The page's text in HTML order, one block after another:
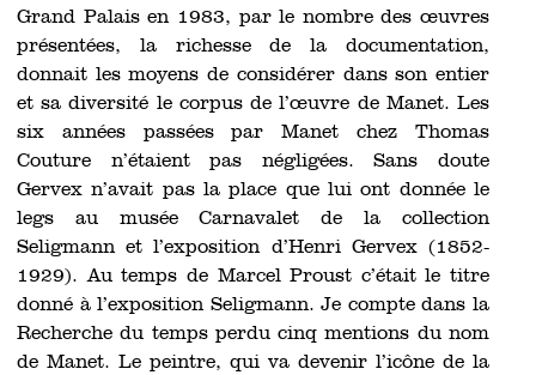
Grand Palais en 1983, par le nombre des œuvres
présentées, la richesse de la documentation,
donnait les moyens de considérer dans son entier
et sa diversité le corpus de l’œuvre de Manet. Les
six années passées par Manet chez Thomas
Couture n’étaient pas négligées. Sans doute
Gervex n’avait pas la place que lui ont donnée le
legs au musée Carnavalet de la collection
Seligmann et l’exposition d’Henri Gervex (1852-
1929). Au temps de Marcel Proust c’était le titre
donné à l’exposition Seligmann. Je compte dans la
Recherche du temps perdu cinq mentions du nom
de Manet. Le peintre, qui va devenir l’icône de la